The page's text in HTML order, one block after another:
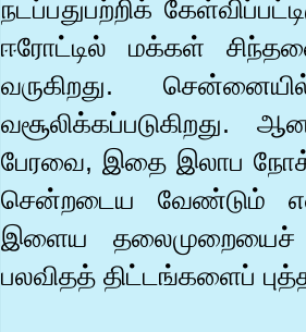
நடப்பதுபற்றிக்
ஈரோட்டில் மக்கள்
வருகிறது.
பேரவை, இதை இலாப
சென்றடைய வேண்டும்
இளைய
பலவிதத் திட்டங்களைப்